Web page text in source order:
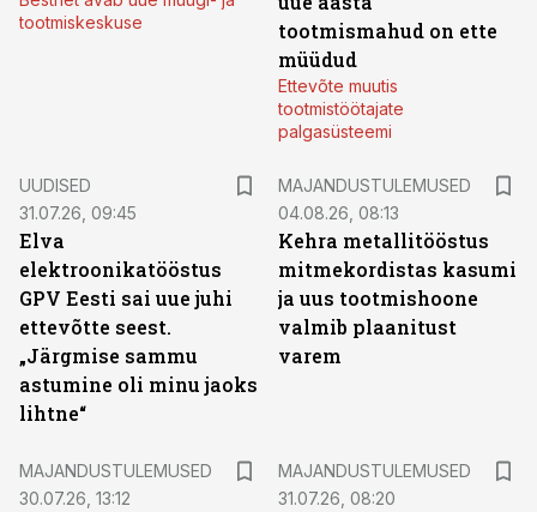
tootmiskeskuse
tootmismahud on ette
müüdud
Ettevõte muutis
tootmistöötajate
palgasüsteemi
UUDISED
31.07.26, 09:45
Elva
elektroonikatööstus
GPV Eesti sai uue juhi
ettevõtte seest.
„Järgmise sammu
astumine oli minu jaoks
lihtne“
MAJANDUSTULEMUSED
04.08.26, 08:13
Kehra metallitööstus
mitmekordistas kasumi
ja uus tootmishoone
valmib plaanitust
varem
MAJANDUSTULEMUSED
30.07.26, 13:12
MAJANDUSTULEMUSED
31.07.26, 08:20